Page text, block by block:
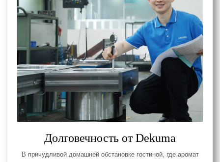
Долговечность от Dekuma
В причудливой домашней обстановке гостиной, где аромат